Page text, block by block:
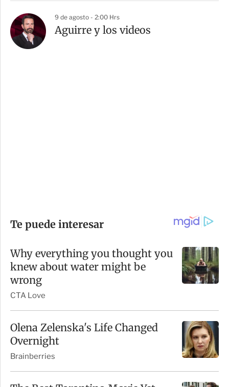
9 de agosto - 2:00 Hrs
Aguirre y los videos